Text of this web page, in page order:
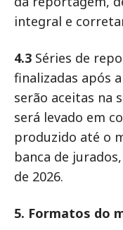
integral e
4.3 Séries de
finalizadas após
serão aceitas na
será levado em
produzido até o
banca de
de 2026.
5. Formatos do